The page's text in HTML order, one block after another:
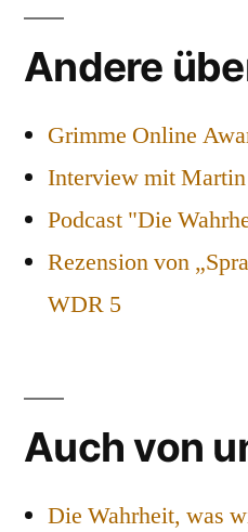
Andere
Grimme Online
Interview mit Martin
Podcast "Die
Rezension von
WDR 5
Auch von
Die Wahrheit, was